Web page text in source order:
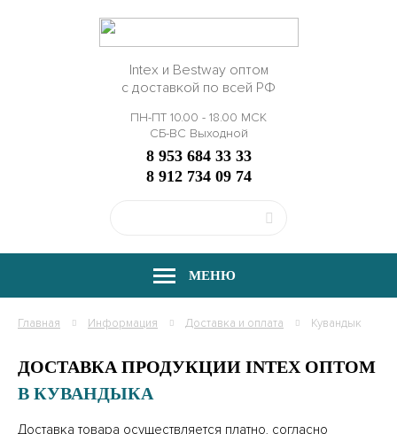
Intex и Bestway оптом
с доставкой по всей РФ
ПН-ПТ 10.00 - 18.00 МСК
СБ-ВС Выходной
8 953 684 33 33
8 912 734 09 74
МЕНЮ
Главная Информация Доставка и оплата Кувандык
ДОСТАВКА ПРОДУКЦИИ INTEX ОПТОМ
В КУВАНДЫКА
Доставка товара осуществляется платно, согласно